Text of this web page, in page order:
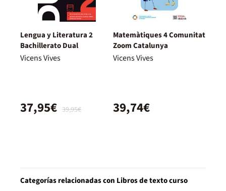
Lengua y Literatura 2
Bachillerato Dual
Vicens Vives
39,95€
37,95€
Matemàtiques 4 Comunitat
Zoom Catalunya
Vicens Vives
39,74€
Categorías relacionadas con Libros de texto curso